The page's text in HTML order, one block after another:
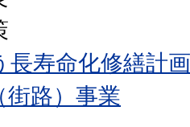
長寿命化修繕計
街路）事業